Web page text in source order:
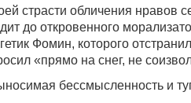
страсти обличения нравов
до откровенного
Фомин, которого
«прямо на снег, не
бессмысленность и